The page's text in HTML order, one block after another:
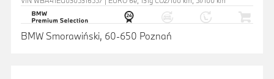
BMW Smorawiński, 60-650 Poznań